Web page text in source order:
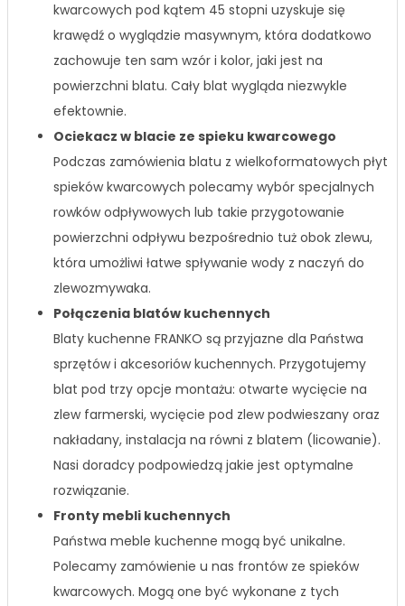
kwarcowych pod kątem 45 stopni uzyskuje się
krawędź o wyglądzie masywnym, która dodatkowo
zachowuje ten sam wzór i kolor, jaki jest na
powierzchni blatu. Cały blat wygląda niezwykle
efektownie.
Ociekacz w blacie ze spieku kwarcowego
Podczas zamówienia blatu z wielkoformatowych płyt
spieków kwarcowych polecamy wybór specjalnych
rowków odpływowych lub takie przygotowanie
powierzchni odpływu bezpośrednio tuż obok zlewu,
która umożliwi łatwe spływanie wody z naczyń do
zlewozmywaka.
Połączenia blatów kuchennych
Blaty kuchenne FRANKO są przyjazne dla Państwa
sprzętów i akcesoriów kuchennych. Przygotujemy
blat pod trzy opcje montażu: otwarte wycięcie na
zlew farmerski, wycięcie pod zlew podwieszany oraz
nakładany, instalacja na równi z blatem (licowanie).
Nasi doradcy podpowiedzą jakie jest optymalne
rozwiązanie.
Fronty mebli kuchennych
Państwa meble kuchenne mogą być unikalne.
Polecamy zamówienie u nas frontów ze spieków
kwarcowych. Mogą one być wykonane z tych